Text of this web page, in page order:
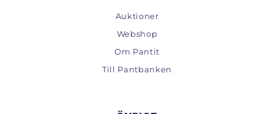
Auktioner
Webshop
Om Pantit
Till Pantbanken